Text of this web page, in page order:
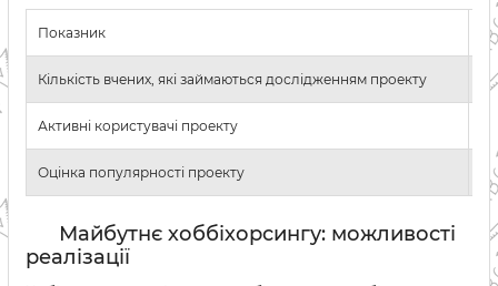
Показник
Кількість вчених, які займаються дослідженням проекту
Активні користувачі проекту
Оцінка популярності проекту 9
Майбутнє хоббіхорсингу: можливості
реалізації